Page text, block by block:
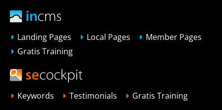
Landing Pages Local Pages
Member Pages
Gratis Training
Keywords Testimonials Gratis Training